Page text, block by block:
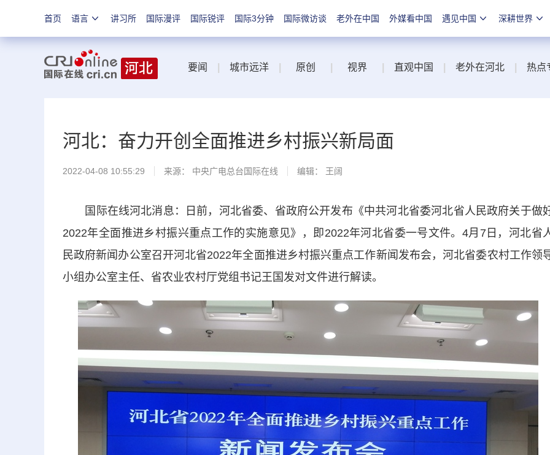
首页 语言 讲习所 国际漫评 国际锐评 国际3分钟 国际微访谈 老外在中国 外媒看中国 遇见中国 深耕世界
要闻 城市远洋 原创 视界 直观中国 老外在河北 热点
河北：奋力开创全面推进乡村振兴新局面
2022-04-08 10:55:29 来源： 中央广电总台国际在线 编辑： 王阔
国际在线河北消息：日前，河北省委、省政府公开发布《中共河北省委河北省人民政府关于做
2022年全面推进乡村振兴重点工作的实施意见》，即2022年河北省委一号文件。4月7日，河北省
民政府新闻办公室召开河北省2022年全面推进乡村振兴重点工作新闻发布会，河北省委农村工作领
小组办公室主任、省农业农村厅党组书记王国发对文件进行解读。